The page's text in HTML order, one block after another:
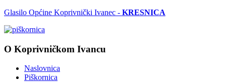
Glasilo Općine Koprivnički Ivanec - KRESNICA
O Koprivničkom Ivancu
Naslovnica
Piškornica